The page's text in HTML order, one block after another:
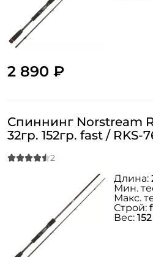
2 890 ₽
Спиннинг Norstream
32гр. 152гр. fast / RKS-
Длина:
Мин.
Макс.
Строй:
Вес: